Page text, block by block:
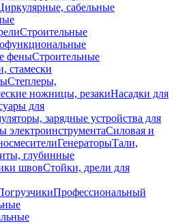
сабельные
Строительные
феныСтроительные
стамески
Степлеры,
ножницы, резакиНасадки для
для
зарядные устройства для
электроинструментаСиловая и
ГенераторыТали,
глубинные
швовСтойки, дрели для
Профессиональный